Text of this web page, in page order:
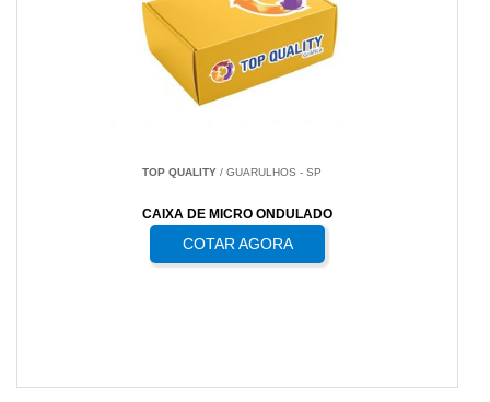
TOP QUALITY/ GUARULHOS - SP
CAIXA DE MICRO ONDULADO
COTAR AGORA